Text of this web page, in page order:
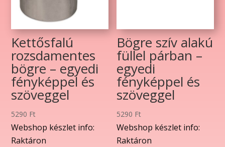
Kettősfalú
rozsdamentes
bögre – egyedi
fényképpel és
szöveggel
5290 Ft
Webshop készlet info:
Raktáron
Bögre szív alakú
füllel párban –
egyedi
fényképpel és
szöveggel
5290 Ft
Webshop készlet info:
Raktáron